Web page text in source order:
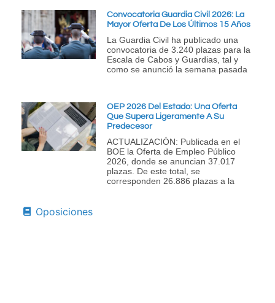
Convocatoria Guardia Civil 2026: La
Mayor Oferta De Los Últimos 15 Años
La Guardia Civil ha publicado una
convocatoria de 3.240 plazas para la
Escala de Cabos y Guardias, tal y
como se anunció la semana pasada
OEP 2026 Del Estado: Una Oferta
Que Supera Ligeramente A Su
Predecesor
ACTUALIZACIÓN: Publicada en el
BOE la Oferta de Empleo Público
2026, donde se anuncian 37.017
plazas. De este total, se
corresponden 26.886 plazas a la
Oposiciones